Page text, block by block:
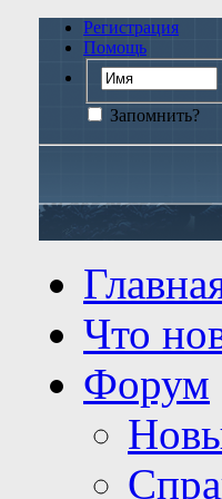
Регистрация
Помощь
Запомнить?
Что
Форум